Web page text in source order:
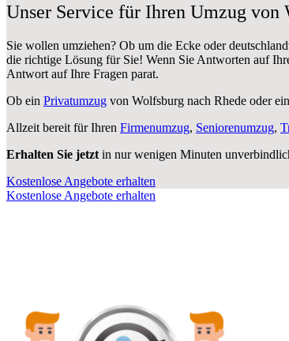
Unser Service für Ihren Umzug von
Sie wollen umziehen? Ob um die Ecke oder
die richtige Lösung für Sie! Wenn Sie Antworten auf
Antwort auf Ihre Fragen parat.
Ob ein Privatumzug von Wolfsburg nach Rhede oder
Allzeit bereit für Ihren Firmenumzug, Seniorenumzug,
Erhalten Sie jetzt in nur wenigen Minuten
Kostenlose Angebote erhalten
Kostenlose Angebote erhalten